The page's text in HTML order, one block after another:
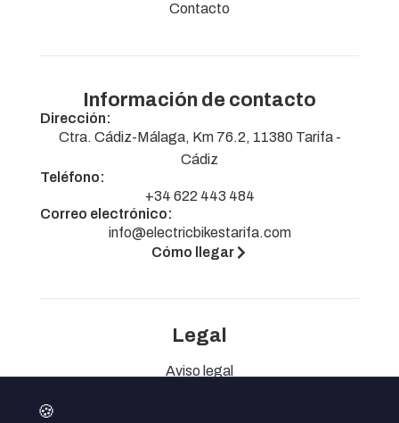
Contacto
Información de contacto
Dirección:
Ctra. Cádiz-Málaga, Km 76.2, 11380 Tarifa -
Cádiz
Teléfono:
+34 622 443 484
Correo electrónico:
info@electricbikestarifa.com
Cómo llegar
Legal
Aviso legal
🍪